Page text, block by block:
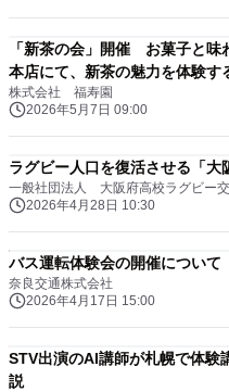
「新茶の会」開催 お菓子と味
本店にて、新茶の魅力を体験す
株式会社 福寿園
2026年5月7日 09:00
ラグビー人口を復活させる「大
一般社団法人 大阪府高校ラグビー
2026年4月28日 10:30
バス運転体験会の開催について
奈良交通株式会社
2026年4月17日 15:00
STV出演のAI講師が札幌で体験
説